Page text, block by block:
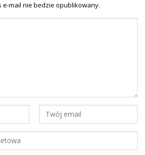
e-mail nie bedzie opublikowany.